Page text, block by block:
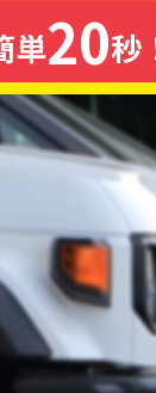
の車買
単20秒